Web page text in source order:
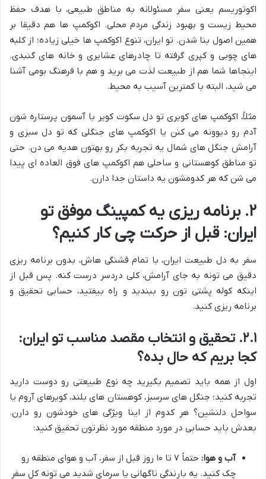
اکوتوریسم یعنی سفر مسئولانه به مناطق طبیعی، با هدف حفظ
محیط زیست و بهبود زندگی مردم محلی. اکوکمپ ها هم دقیقا بر
همین اصول بنا شدن. تو ایران، تنوع اکوکمپ ها خیلی زیاده؛ از کلبه
های چوبی و کپری گرفته تا چادرهای عشایری و خانه های گنبدی.
اینجاها شما هم از طبیعت لذت می برید و هم با فرهنگ بومی آشنا
می شید، البته با کمترین آسیب به محیط.
مثلاً، اکوکمپ های کویری تو دل سکوت کویر با آسمون پرستاره شون
آدم رو دیوونه می کنن یا اکوکمپ های جنگلی که تو دل سبزی و
آرامش جنگل های شمال یه تجربه بکر رو بهتون هدیه می دن. حتی
تو مناطق کوهستانی و ساحلی هم اکوکمپ های فوق العاده ای پیدا
می شن که هر کدومشون یه داستان جدا دارن.
۲. برنامه ریزی یه کمپینگ موفق تو
ایران: قبل از حرکت چی کار کنیم؟
سفر به دل طبیعت ایران، با تمام قشنگی هاش، بدون برنامه ریزی
دقیق می تونه به جای آرامش، کلی دردسر درست کنه. پس قبل از
اینکه کوله پشتی تون رو ببندید و راه بیفتید، حسابی تحقیق و
برنامه ریزی کنید.
۲.۱. تحقیق و انتخاب مقصد مناسب تو ایران:
کجا بریم که حال بده؟
اول از همه باید تصمیم بگیرید چه نوع طبیعتی رو دوست دارید
تجربه کنید؛ جنگل های سرسبز، کوهستان های بلند، کویرهای آروم یا
سواحل دلنشین؟ هر کدوم از اینا ویژگی های خودشون رو دارن.
بعدش باید حسابی در مورد منطقه مورد نظرتون تحقیق کنید:
آب و هوا:
حتماً ۷ تا ۱۰ روز قبل از سفر، آب و هوای منطقه رو
چک کنید. یه بارندگی ناگهانی یا سرمای شدید می تونه کل سفر